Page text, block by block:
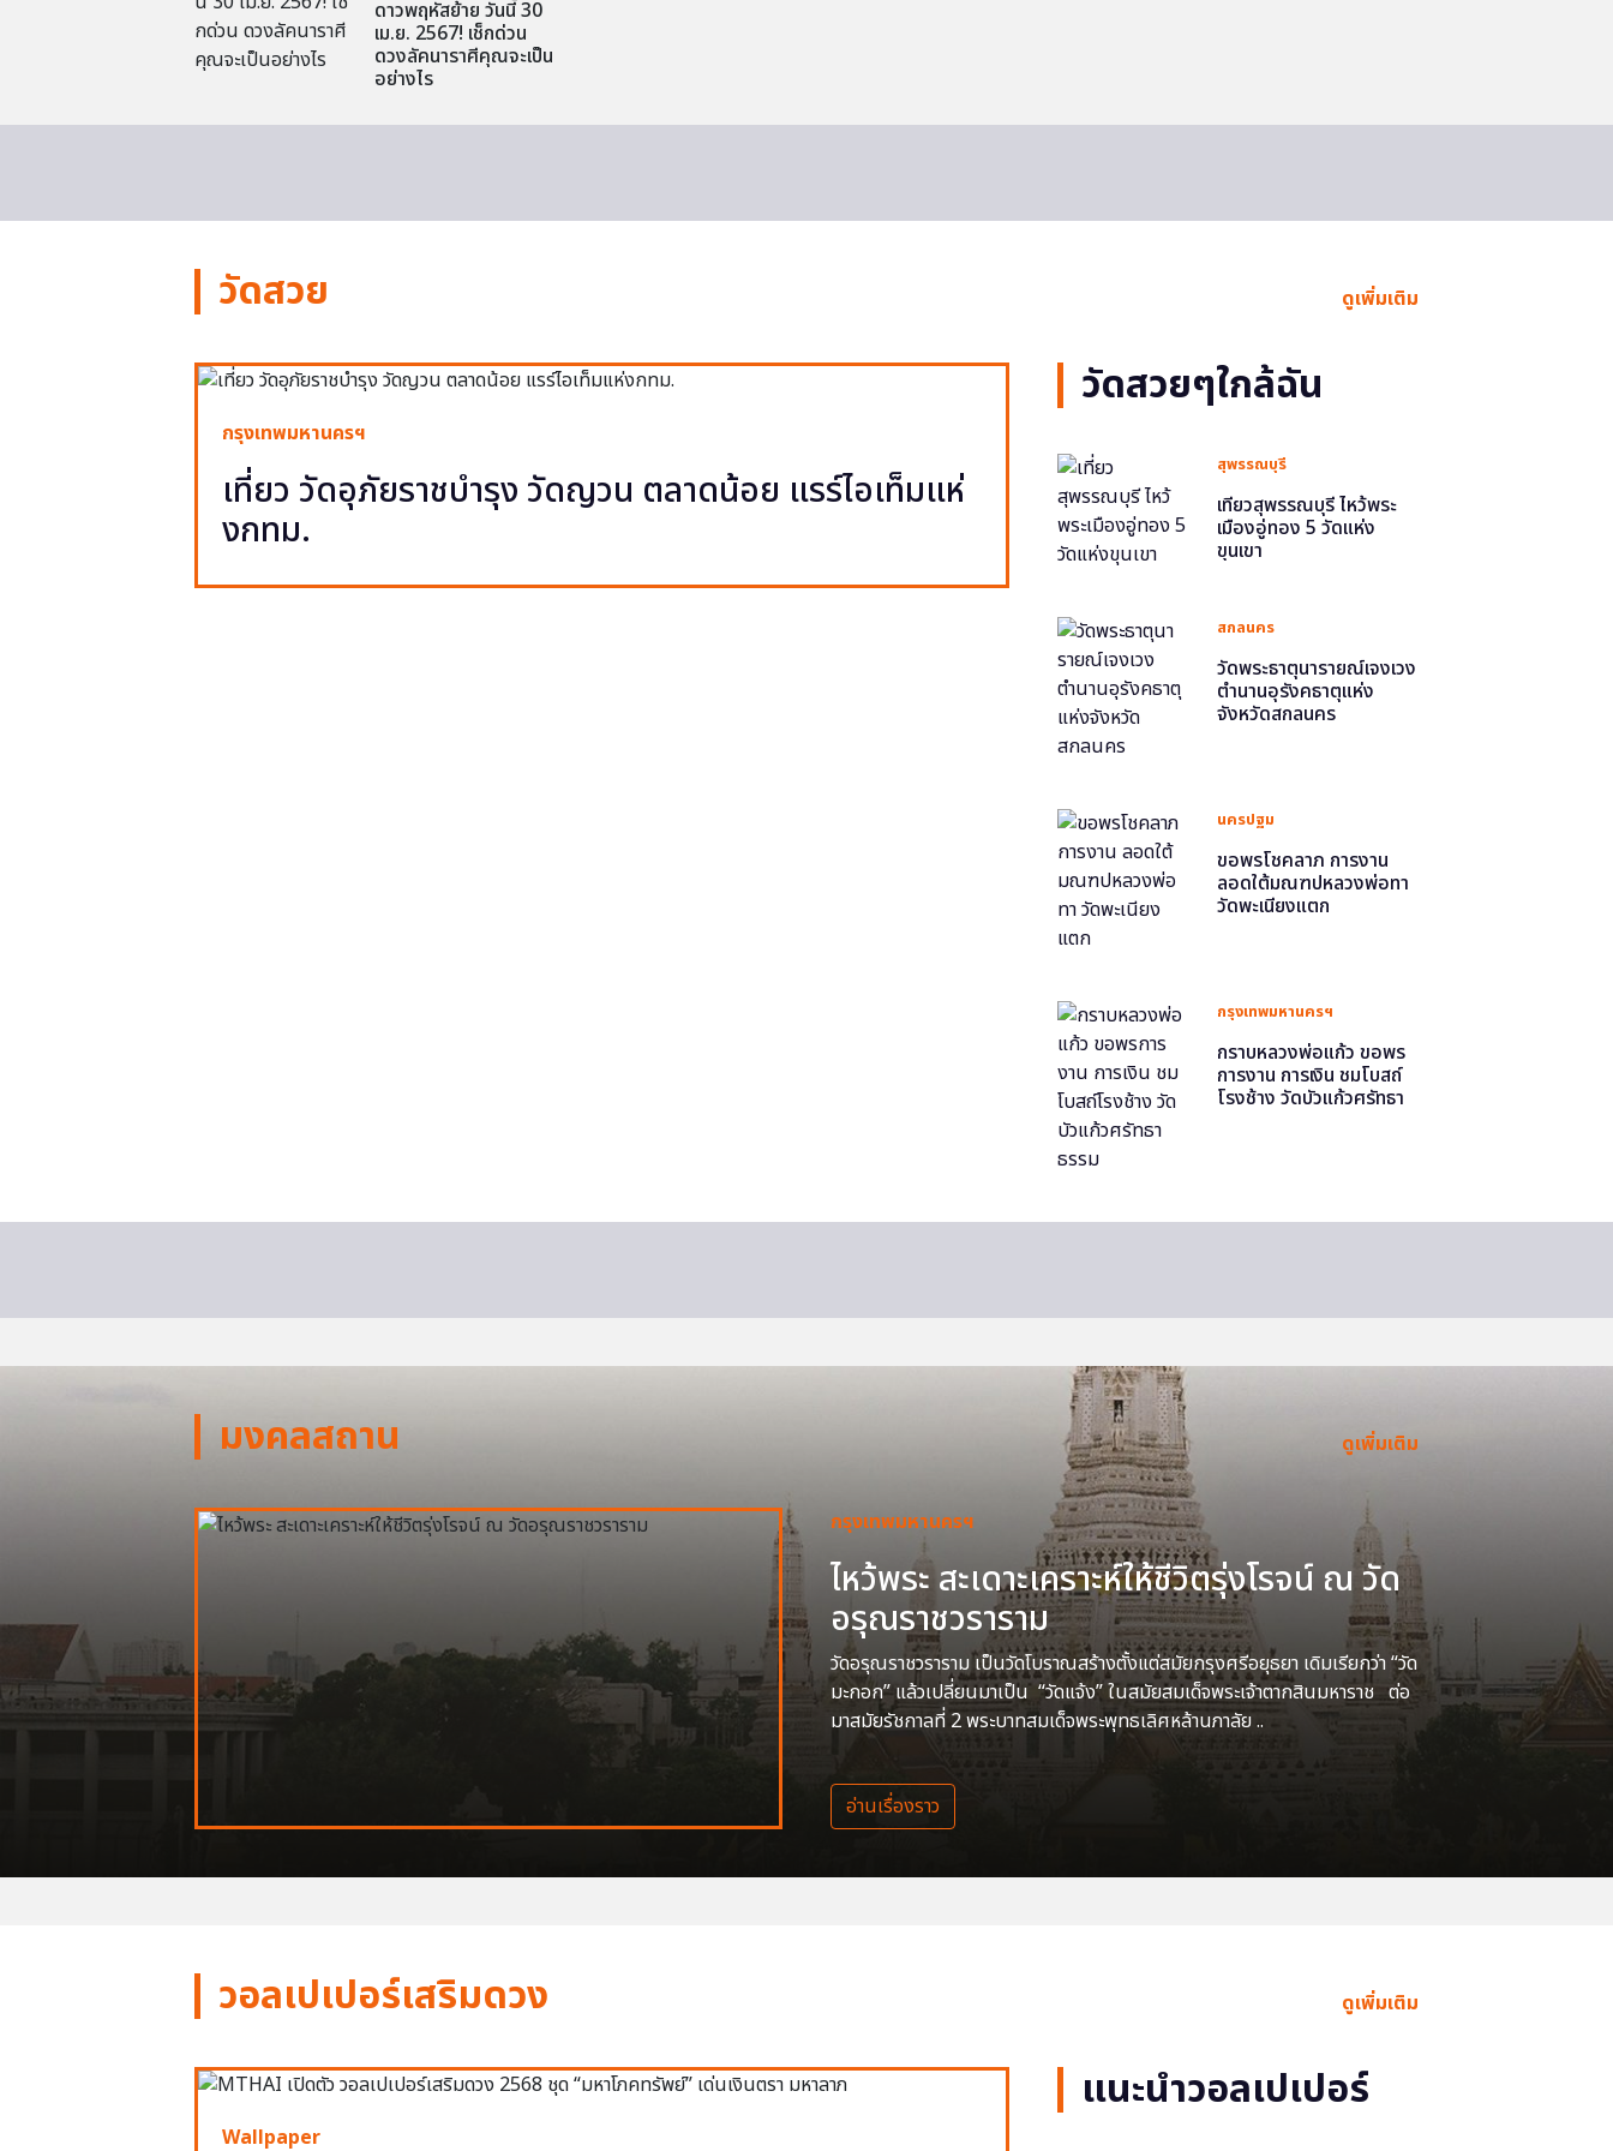
ดาวพฤหัสย้าย วันนี้ 30
เม.ย. 2567! เช็กด่วน
ดวงลัคนาราศีคุณจะเป็น
อย่างไร
วัดสวย ดูเพิ่มเติม
กรุงเทพมหานครฯ
เที่ยว วัดอุภัยราชบำรุง วัดญวน ตลาดน้อย แรร์ไอเท็มแห่
งกทม.
วัดสวยๆใกล้ฉัน
สุพรรณบุรี
เที่ยวสุพรรณบุรี ไหว้พระ
เมืองอู่ทอง 5 วัดแห่ง
ขุนเขา
สกลนคร
วัดพระธาตุนารายณ์เจงเวง
ตำนานอุรังคธาตุแห่ง
จังหวัดสกลนคร
นครปฐม
ขอพรโชคลาภ การงาน
ลอดใต้มณฑปหลวงพ่อทา
วัดพะเนียงแตก
กรุงเทพมหานครฯ
กราบหลวงพ่อแก้ว ขอพร
การงาน การเงิน ชมโบสถ์
โรงช้าง วัดบัวแก้วศรัทธา
มงคลสถาน ดูเพิ่มเติม
กรุงเทพมหานครฯ
ไหว้พระ สะเดาะเคราะห์ให้ชีวิตรุ่งโรจน์ ณ วัด
อรุณราชวราราม
วัดอรุณราชวราราม เป็นวัดโบราณสร้างตั้งแต่สมัยกรุงศรีอยุธยา เดิมเรียกว่า “วัด
มะกอก” แล้วเปลี่ยนมาเป็น “วัดแจ้ง” ในสมัยสมเด็จพระเจ้าตากสินมหาราช ต่อ
มาสมัยรัชกาลที่ 2 พระบาทสมเด็จพระพุทธเลิศหล้านภาลัย ..
อ่านเรื่องราว
วอลเปเปอร์เสริมดวง ดูเพิ่มเติม
Wallpaper
แนะนำวอลเปเปอร์